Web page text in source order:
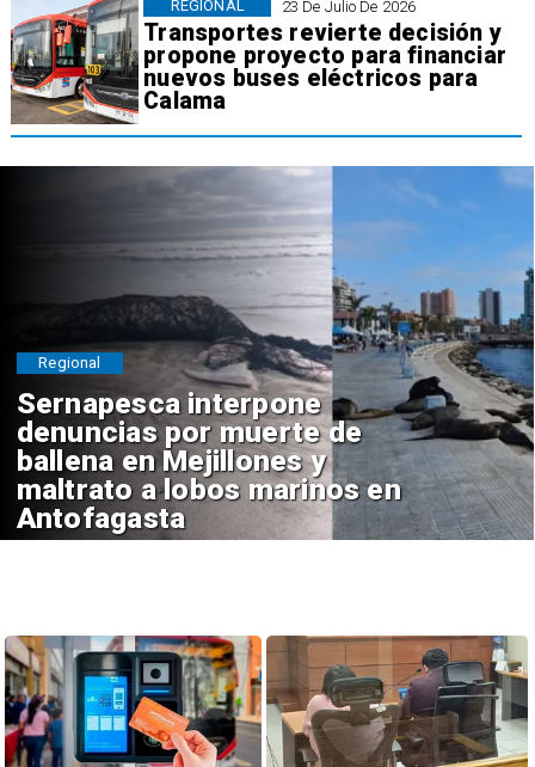
23 De Julio De 2026
Transportes revierte decisión y
propone proyecto para financiar
nuevos buses eléctricos para
Calama
REGIONAL
Sernapesca interpone
denuncias por muerte de
ballena en Mejillones y
maltrato a lobos marinos en
Antofagasta
Regional